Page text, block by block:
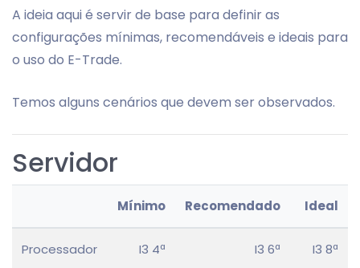
A ideia aqui é servir de base para definir as
configurações mínimas, recomendáveis e ideais para
o uso do E-Trade.
Temos alguns cenários que devem ser observados.
Servidor
Mínimo Recomendado Ideal
Processador I3 4ª I3 6ª I3 8ª